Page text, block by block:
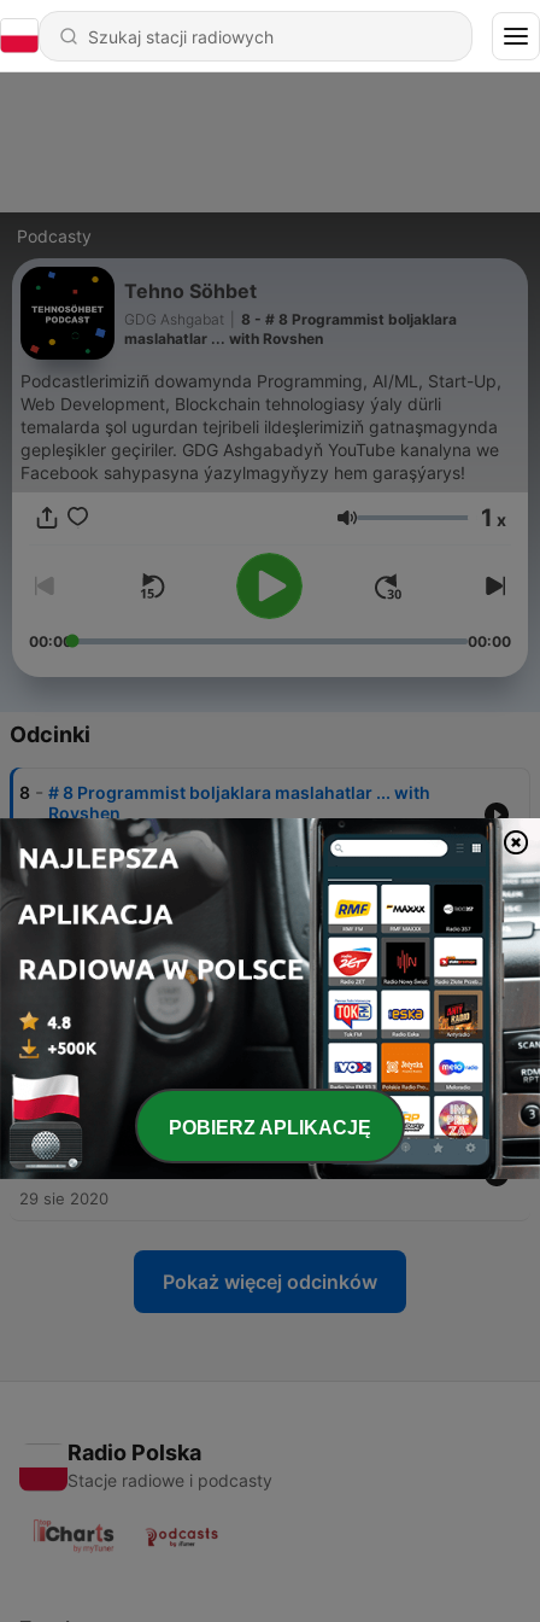
Podcasty
Tehno Söhbet
GDG Ashgabat
8 - # 8 Programmist boljaklara
maslahatlar ... with Rovshen
Podcastlerimiziñ dowamynda Programming, AI/ML, Start-Up,
Web Development, Blockchain tehnologiasy ýaly dürli
temalarda şol ugurdan tejribeli ildeşlerimiziň gatnaşmagynda
gepleşikler geçiriler. GDG Ashgabadyň YouTube kanalyna we
Facebook sahypasyna ýazylmagyňyzy hem garaşýarys!
Głośność 1 x
00:00 00:00
Odcinki
8 - # 8 Programmist boljaklara maslahatlar ... with
Rovshen
08 kwi 2021
7 #7 Azat Jumaýew bilen Network Security barada
25 gru 2020
6 - #6 Guwanç Nurgeldiýew bilen Programming
barada ...
25 wrz 2020
5 - #5 Yazgeldi Seyidow bilen Web development,
Bootcamp we umumy programming barada ...
25 wrz 2020
4 - #4 Nazik Orazgeldiyeva bilen Programming Barada
...
29 sie 2020
Pokaż więcej odcinków
Radio Polska
Stacje radiowe i podcasty
POBIERZ APLIKACJĘ